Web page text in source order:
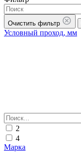
Очистить фильтр
Условный проход, мм
2
4
Марка